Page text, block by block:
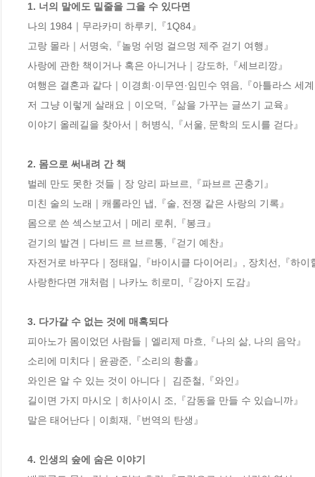
1. 너의 말에도 밑줄을 그을 수 있다면
나의 1984｜무라카미 하루키,『1Q84』
고랑 몰라｜서명숙,『놀멍 쉬멍 걸으멍 제주 걷기 여행』
사랑에 관한 책이거나 혹은 아니거나｜강도하,『세브리깡』
여행은 결혼과 같다｜이경희·이무연·임민수 엮음,『아틀라스 세
저 그냥 이렇게 살래요｜이오덕,『삶을 가꾸는 글쓰기 교육』
이야기 올레길을 찾아서｜허병식,『서울, 문학의 도시를 걷다』
2. 몸으로 써내려 간 책
벌레 만도 못한 것들｜장 앙리 파브르,『파브르 곤충기』
미친 술의 노래｜캐롤라인 냅,『술, 전쟁 같은 사랑의 기록』
몸으로 쓴 섹스보고서｜메리 로취,『봉크』
걷기의 발견｜다비드 르 브르통,『걷기 예찬』
자전거로 바꾸다｜정태일,『바이시클 다이어리』, 장치선,『하이
사랑한다면 개처럼｜나카노 히로미,『강아지 도감』
3. 다가갈 수 없는 것에 매혹되다
피아노가 몸이었던 사람들｜엘리제 마흐,『나의 삶, 나의 음악』
소리에 미치다｜윤광준,『소리의 황홀』
와인은 알 수 있는 것이 아니다｜ 김준철,『와인』
길이면 가지 마시오｜히사이시 조,『감동을 만들 수 있습니까』
말은 태어난다｜이희재,『번역의 탄생』
4. 인생의 숲에 숨은 이야기